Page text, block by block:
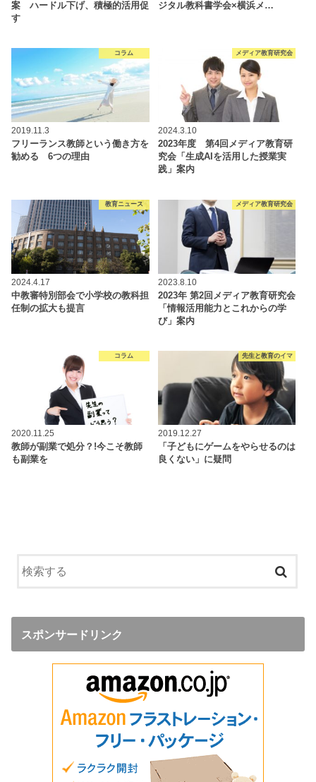
案 ハードル下げ、積極的活用促
す
ジタル教科書学会×横浜メ…
コラム
2019.11.3
フリーランス教師という働き方を
勧める 6つの理由
メディア教育研究会
2024.3.10
2023年度 第4回メディア教育研
究会「生成AIを活用した授業実
践」案内
教育ニュース
2024.4.17
中教審特別部会で小学校の教科担
任制の拡大も提言
メディア教育研究会
2023.8.10
2023年 第2回メディア教育研究会
「情報活用能力とこれからの学
び」案内
コラム
2020.11.25
教師が副業で処分？!今こそ教師
も副業を
先生と教育のイマ
2019.12.27
「子どもにゲームをやらせるのは
良くない」に疑問
スポンサードリンク